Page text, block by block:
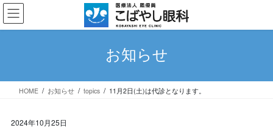
コ
ン
テ
移
ナ
ビ
ゲ
ン
お知らせ
HOME お知らせ topics 11月2日(土)は代診となります。
2024年10月25日